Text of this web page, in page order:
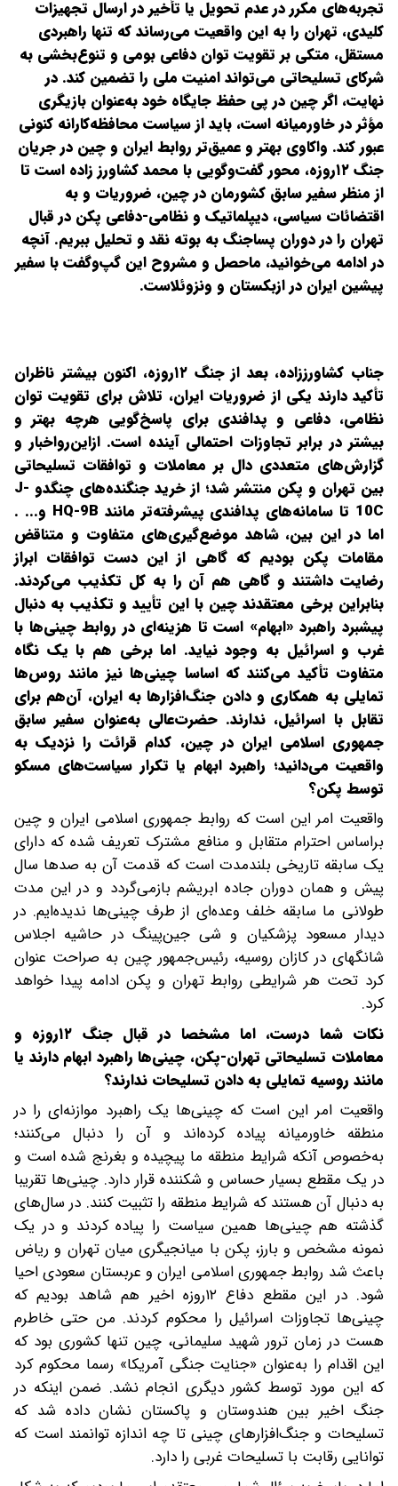
تجربه‌های مکرر در عدم تحویل یا تأخیر در ارسال تجهیزات
کلیدی، تهران را به این واقعیت می‌رساند که تنها راهبردی
مستقل، متکی بر تقویت توان دفاعی بومی و تنوع‌بخشی به
شرکای تسلیحاتی‌ می‌تواند امنیت ملی را تضمین کند. در
نهایت، اگر چین در پی حفظ جایگاه خود به‌عنوان بازیگری
مؤثر در خاورمیانه است، باید از سیاست محافظه‌کارانه کنونی
عبور کند.‌ واکاوی بهتر و عمیق‌تر روابط ایران و چین در جریان
جنگ ۱۲‌روزه، محور گفت‌وگویی با محمد کشاورز زاده است تا
از منظر سفیر سابق کشورمان در چین، ضروریات و به
اقتضائات سیاسی، دیپلماتیک و نظامی‌-‌دفاعی پکن در قبال
تهران را در دوران پساجنگ به بوته نقد و تحلیل ببریم. آنچه
در ادامه می‌خوانید، ماحصل و مشروح این گپ‌و‌گفت با سفیر
پیشین ایران در ازبکستان و ونزوئلا‌ست.
‌‌جناب کشاورززاده، بعد از جنگ ۱۲‌روزه، اکنون بیشتر ناظران
تأکید دارند یکی از ضروریات ایران، تلاش برای تقویت توان
نظامی، دفاعی و پدافندی برای پاسخ‌گویی هرچه بهتر و
بیشتر در برابر تجاوزات احتمالی آینده است. ازاین‌رواخبار و
گزارش‌های متعددی دال بر معاملات و توافقات تسلیحاتی
بین تهران و پکن منتشر شد؛ از خرید جنگنده‌های چنگدو J-
10C تا سامانه‌های پدافندی پیشرفته‌تر مانند HQ-9B و... .
اما در این بین، شاهد موضع‌گیری‌های متفاوت و متناقض
مقامات پکن بودیم که گاهی از این دست توافقات ابراز
رضایت داشتند و گاهی هم آن را به کل تکذیب می‌کردند.
بنابراین برخی معتقدند چین با این تأیید و تکذیب به دنبال
پیشبرد راهبرد «ابهام» است تا هزینه‌ای در روابط چینی‌ها با
غرب و اسرائیل به وجود نیاید. اما برخی هم با یک نگاه
متفاوت تأکید می‌کنند که اساسا چینی‌ها نیز مانند روس‌ها
تمایلی به همکاری و دادن جنگ‌افزارها به ایران، آن‌‌هم برای
تقابل با اسرائیل، ندارند. حضرت‌عالی به‌عنوان سفیر سابق
جمهوری اسلامی ایران در چین، کدام قرائت را نزدیک به
واقعیت می‌دانید؛ راهبرد ابهام یا تکرار سیاست‌های مسکو
توسط پکن؟
واقعیت امر این است که روابط جمهوری اسلامی ایران و چین
بر‌اساس احترام متقابل و منافع مشترک تعریف شده که دارای
یک سابقه تاریخی بلندمدت است که قدمت آن به صدها سال
پیش و همان دوران جاده ابریشم بازمی‌گردد و در این مدت
طولانی ما سابقه خلف وعده‌ای از طرف چینی‌ها ندیده‌ایم. در
دیدار مسعود پزشکیان و شی جین‌پینگ در حاشیه اجلاس
شانگهای در کازان روسیه، رئیس‌جمهور چین به صراحت‌ عنوان
کرد تحت هر شرایطی روابط تهران و پکن ادامه پیدا خواهد
کرد.
‌‌نکات شما درست، اما مشخصا در قبال جنگ ۱۲‌روزه و
معاملات تسلیحاتی تهران-پکن، چینی‌ها راهبرد ابهام دارند یا
مانند روسیه تمایلی به دادن تسلیحات ندارند؟
واقعیت امر این است که چینی‌ها یک راهبرد موازنه‌ای را در
منطقه خاورمیانه پیاده کرده‌اند و آن را دنبال می‌کنند؛
به‌خصوص آنکه شرایط منطقه ما ‌پیچیده و بغرنج شده است و
در یک مقطع بسیار حساس و شکننده قرار دارد. چینی‌ها تقریبا
به دنبال آن هستند که شرایط منطقه را تثبیت کنند. در ‌سال‌های
گذشته هم چینی‌ها همین سیاست را پیاده کردند و در یک
نمونه مشخص و بارز، پکن با میانجیگری میان تهران و ریاض
باعث شد ‌روابط جمهوری اسلامی ایران و عربستان سعودی احیا
شود. در این مقطع دفاع ۱۲‌روزه اخیر هم شاهد بودیم که
چینی‌ها تجاوزات اسرائیل را محکوم کردند. من حتی خاطرم
هست در زمان ترور شهید سلیمانی، چین تنها کشوری بود که
این اقدام را به‌عنوان «جنایت جنگی آمریکا»‌ رسما محکوم کرد
که این مورد توسط کشور دیگری انجام نشد. ضمن اینکه در
جنگ اخیر بین هندوستان و پاکستان نشان داده شد که
تسلیحات و جنگ‌افزارهای چینی تا چه اندازه توانمند است که
توانایی رقابت با تسلیحات غربی را دارد.